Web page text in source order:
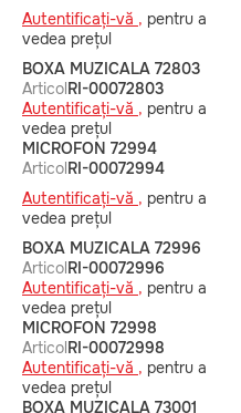
Autentificați-vă , pentru a
vedea prețul
BOXA MUZICALA 72803
ArticolRI-00072803
Autentificați-vă , pentru a
vedea prețul
MICROFON 72994
ArticolRI-00072994
Autentificați-vă , pentru a
vedea prețul
BOXA MUZICALA 72996
ArticolRI-00072996
Autentificați-vă , pentru a
vedea prețul
MICROFON 72998
ArticolRI-00072998
Autentificați-vă , pentru a
vedea prețul
BOXA MUZICALA 73001